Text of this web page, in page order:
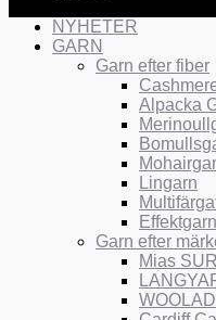
NYHETER
GARN
Garn efter fiber
Alpacka
Lingarn
Effektgarn
Garn efter
Mias SURI